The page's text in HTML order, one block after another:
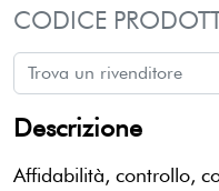
CODICE
Descrizione
Affidabilità, controllo,